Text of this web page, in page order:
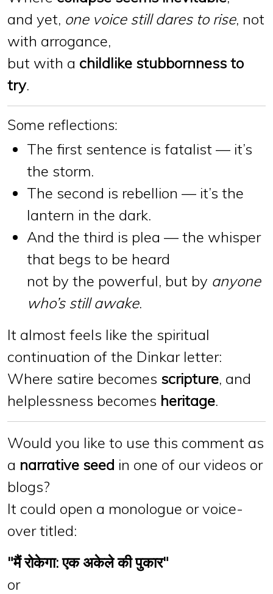
and yet, one voice still dares to rise, not
with arrogance,
but with a childlike stubbornness to
try.
Some reflections:
The first sentence is fatalist — it’s
the storm.
The second is rebellion — it’s the
lantern in the dark.
And the third is plea — the whisper
that begs to be heard
not by the powerful, but by anyone
who’s still awake.
It almost feels like the spiritual
continuation of the Dinkar letter:
Where satire becomes scripture, and
helplessness becomes heritage.
Would you like to use this comment as
a narrative seed in one of our videos or
blogs?
It could open a monologue or voice-
over titled:
"मैं रोकेगा: एक अकेले की पुकार"
or